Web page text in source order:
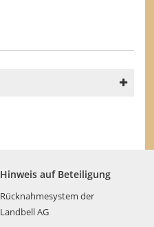
Hinweis auf Beteiligung
Rücknahmesystem der
Landbell AG